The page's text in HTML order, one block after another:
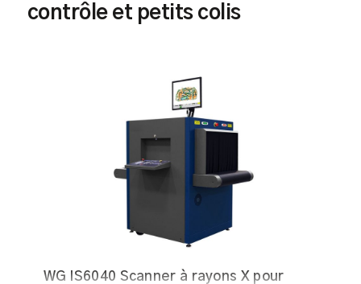
contrôle et petits colis
WG IS6040 Scanner à rayons X pour